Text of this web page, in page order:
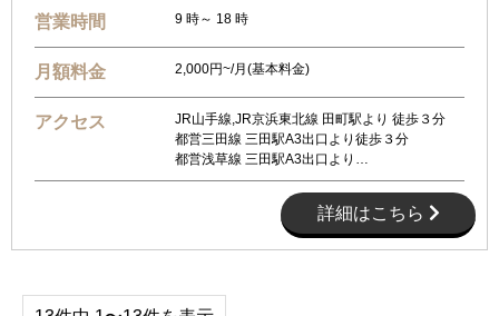
営業時間 9 時～ 18 時
月額料金 2,000円~/月(基本料金)
アクセス
JR山手線,JR京浜東北線 田町駅より 徒歩３分
都営三田線 三田駅A3出口より徒歩３分
都営浅草線 三田駅A3出口より…
詳細はこちら